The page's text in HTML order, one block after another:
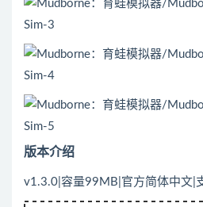
版本介绍
v1.3.0|容量99MB|官方简体中文|